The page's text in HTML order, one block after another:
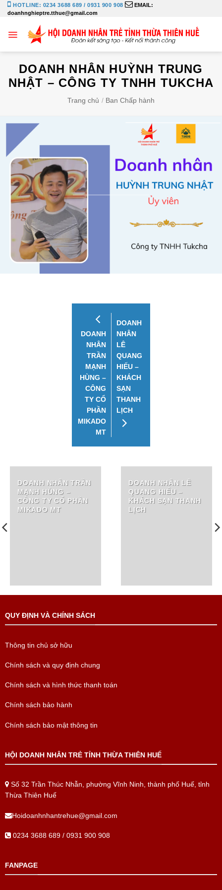
Bỏ
qua
dung
HOTLINE: 0234 3688 689 / 0931 900 908
EMAIL:
doanhnghieptre.tthue@gmail.com
DOANH NHÂN HUỲNH TRUNG
NHẬT – CÔNG TY TNHH TUKCHA
Trang chủ / Ban Chấp hành
DOANH
NHÂN
TRẦN
MẠNH
HÙNG –
CÔNG
TY CỔ
PHẦN
MIKADO
MT
DOANH
NHÂN
LÊ
QUANG
HIẾU –
KHÁCH
SẠN
THANH
LỊCH
DOANH NHÂN TRẦN
MẠNH HÙNG –
CÔNG TY CỔ PHẦN
MIKADO MT
DOANH NHÂN LÊ
QUANG HIẾU –
KHÁCH SẠN THANH
LỊCH
QUY ĐỊNH VÀ CHÍNH SÁCH
Thông tin chủ sở hữu
Chính sách và quy định chung
Chính sách và hình thức thanh toán
Chính sách bảo hành
Chính sách bảo mật thông tin
HỘI DOANH NHÂN TRẺ TỈNH THỪA THIÊN HUẾ
Số 32 Trần Thúc Nhẫn, phường Vĩnh Ninh, thành phố Huế, tỉnh
Thừa Thiên Huế
Hoidoanhnhantrehue@gmail.com
0234 3688 689 / 0931 900 908
FANPAGE